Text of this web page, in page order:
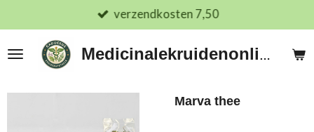
direct
naar
Medicinalekruidenonline.nl
verzendkosten 7,50
Marva thee